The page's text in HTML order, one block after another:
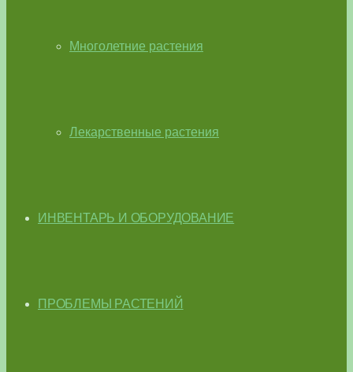
Многолетние растения
Лекарственные растения
ИНВЕНТАРЬ И ОБОРУДОВАНИЕ
ПРОБЛЕМЫ РАСТЕНИЙ